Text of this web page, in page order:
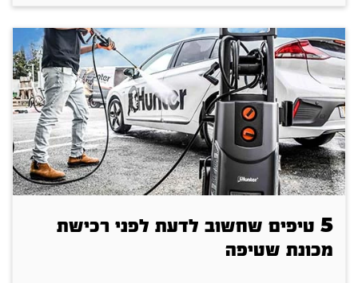
5 טיפים שחשוב לדעת לפני רכישת
מכונת שטיפה